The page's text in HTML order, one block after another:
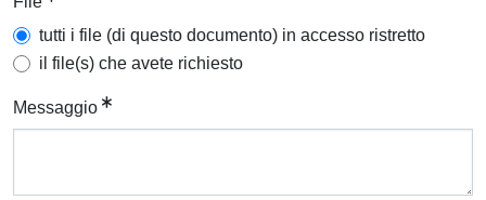
tutti i file (di questo documento) in accesso ristretto
il file(s) che avete richiesto
Messaggio